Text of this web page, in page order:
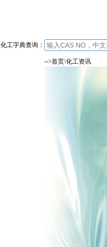
化工字典查询：
-->首页\化工资讯